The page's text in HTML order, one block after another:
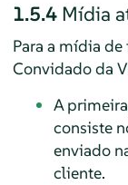
1.5.4 Mídia
Para a mídia
Convidado da
A
consiste
enviado
cliente.